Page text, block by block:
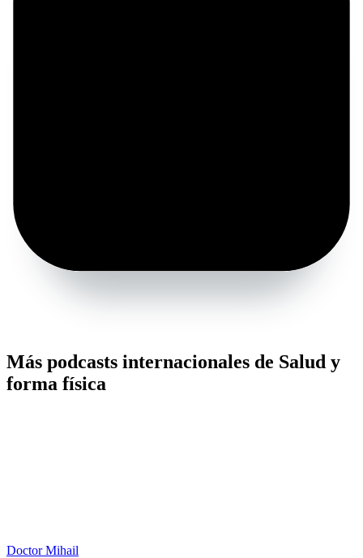
Más podcasts internacionales de Salud y
forma física
Doctor Mihail